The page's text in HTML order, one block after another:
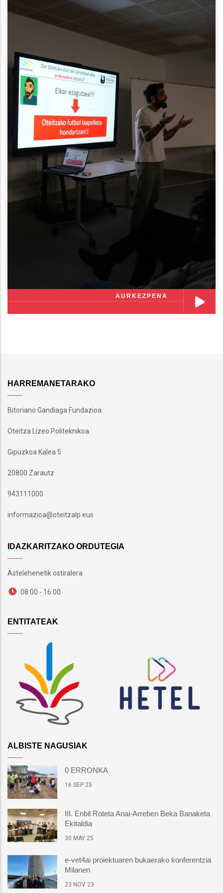
AURKEZPENA
HARREMANETARAKO
Bitoriano Gandiaga Fundazioa
Oteitza Lizeo Politeknikoa
Gipuzkoa Kalea 5
20800 Zarautz
943111000
informazioa@oteitzalp.eus
IDAZKARITZAKO ORDUTEGIA
Astelehenetik ostiralera
08:00 - 16:00
ENTITATEAK
ALBISTE NAGUSIAK
0 ERRONKA
16 SEP 25
III. Enbil Roteta Anai-Arreben Beka Banaketa
Ekitaldia
30 MAY 25
e-vet4ai proiektuaren bukaerako konferentzia
Milanen
23 NOV 23